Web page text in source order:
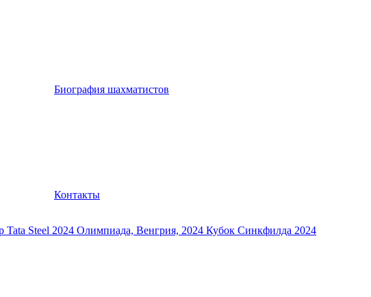
Биография шахматистов
Контакты
Tata Steel 2024 Олимпиада, Венгрия, 2024 Кубок Синкфилда 2024